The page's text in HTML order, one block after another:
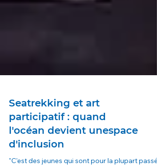
Seatrekking et art
participatif : quand